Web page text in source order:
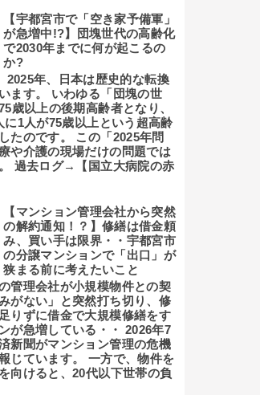
【宇都宮市で「空き家予備軍」
が急増中!?】団塊世代の高齢化
で2030年までに何が起こるの
か?
2025年、日本は歴史的な転換
ます。 いわゆる「団塊の世
歳以上の後期高齢者となり、
に1人が75歳以上という超高齢
たのです。 この「2025年問
や介護の現場だけの問題では
過去ログ→【国立大病院の赤
【マンション管理会社から突然
の解約通知！？】修繕は借金頼
み、買い手は限界・・宇都宮市
の分譲マンションで「出口」が
狭まる前に考えたいこと
管理会社が小規模物件との契
がない」と突然打ち切り、修
りずに借金で大規模修繕をす
が急増している・・ 2026年7
新聞がマンション管理の危機
じています。 一方で、物件を
向けると、20代以下世帯の負